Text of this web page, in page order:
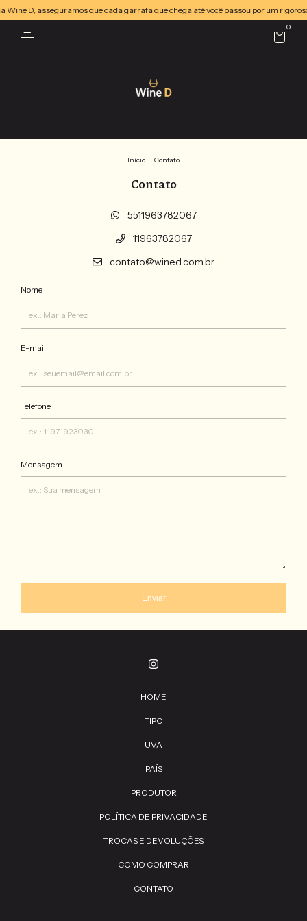
Wine D, asseguramos que cada garrafa que chega até você passou por um
0
Início . Contato
Contato
5511963782067
11963782067
contato@wined.com.br
Nome
E-mail
Telefone
Mensagem
Enviar
HOME
TIPO
UVA
PAÍS
PRODUTOR
POLÍTICA DE PRIVACIDADE
TROCAS E DEVOLUÇÕES
COMO COMPRAR
CONTATO